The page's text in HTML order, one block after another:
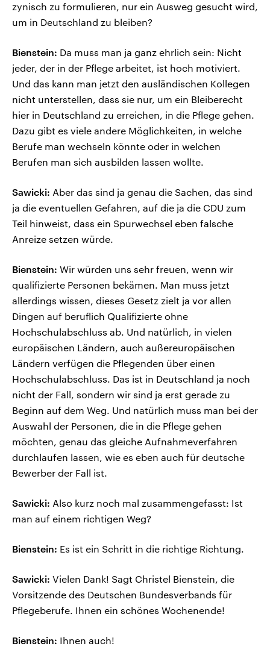
zynisch zu formulieren, nur ein Ausweg gesucht wird,
um in Deutschland zu bleiben?
Bienstein: Da muss man ja ganz ehrlich sein: Nicht
jeder, der in der Pflege arbeitet, ist hoch motiviert.
Und das kann man jetzt den ausländischen Kollegen
nicht unterstellen, dass sie nur, um ein Bleiberecht
hier in Deutschland zu erreichen, in die Pflege gehen.
Dazu gibt es viele andere Möglichkeiten, in welche
Berufe man wechseln könnte oder in welchen
Berufen man sich ausbilden lassen wollte.
Sawicki: Aber das sind ja genau die Sachen, das sind
ja die eventuellen Gefahren, auf die ja die CDU zum
Teil hinweist, dass ein Spurwechsel eben falsche
Anreize setzen würde.
Bienstein: Wir würden uns sehr freuen, wenn wir
qualifizierte Personen bekämen. Man muss jetzt
allerdings wissen, dieses Gesetz zielt ja vor allen
Dingen auf beruflich Qualifizierte ohne
Hochschulabschluss ab. Und natürlich, in vielen
europäischen Ländern, auch außereuropäischen
Ländern verfügen die Pflegenden über einen
Hochschulabschluss. Das ist in Deutschland ja noch
nicht der Fall, sondern wir sind ja erst gerade zu
Beginn auf dem Weg. Und natürlich muss man bei der
Auswahl der Personen, die in die Pflege gehen
möchten, genau das gleiche Aufnahmeverfahren
durchlaufen lassen, wie es eben auch für deutsche
Bewerber der Fall ist.
Sawicki: Also kurz noch mal zusammengefasst: Ist
man auf einem richtigen Weg?
Bienstein: Es ist ein Schritt in die richtige Richtung.
Sawicki: Vielen Dank! Sagt Christel Bienstein, die
Vorsitzende des Deutschen Bundesverbands für
Pflegeberufe. Ihnen ein schönes Wochenende!
Bienstein: Ihnen auch!